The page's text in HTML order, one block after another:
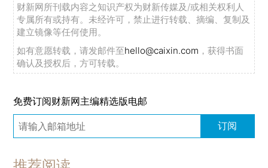
财新网所刊载内容之知识产权为财新传媒及/或相关权利人
专属所有或持有。未经许可，禁止进行转载、摘编、复制及
建立镜像等任何使用。
如有意愿转载，请发邮件至hello@caixin.com ，获得书面
确认及授权后，方可转载。
免费订阅财新网主编精选版电邮
订阅